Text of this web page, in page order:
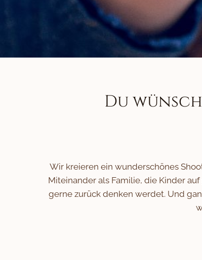
Du
Wir kreieren ein wunderschönes
Miteinander als Familie, die Kinder
gerne zurück denken werdet. Und